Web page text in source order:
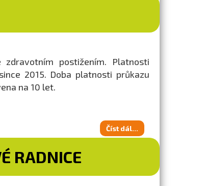
postižením. Platnosti
2015. Doba platnosti průkazu
na 10 let.
Číst dál...
RADNICE